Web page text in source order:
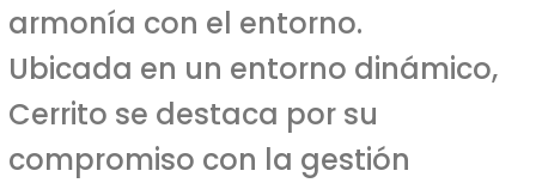
armonía con el entorno.
Ubicada en un entorno dinámico,
Cerrito se destaca por su
compromiso con la gestión